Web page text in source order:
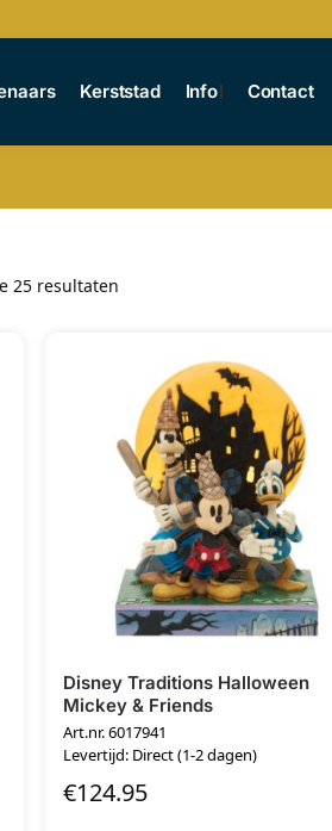
Kerststad Info Contact
25 resultaten
Disney Traditions Halloween
Mickey & Friends
Art.nr. 6017941
Levertijd: Direct (1-2 dagen)
€124.95